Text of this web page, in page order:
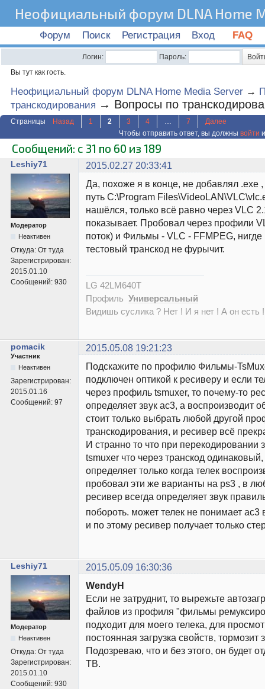
Неофициальный форум DLNA Home
Форум Поиск Регистрация Вход FAQ
Логин:
Пароль:
Вы тут как гость.
Неофициальный форум DLNA Home Media Server →
транскодирования → Вопросы по
Страницы Назад 1 2 3 4 … 7
Далее
Чтобы отправить ответ, вы должны войти
Сообщений: с 31 по 60 из 189
Leshiy71 2015.02.27 20:33:41
Модератор
Неактивен
Откуда: От туда
Зарегистрирован:
2015.01.10
Сообщений: 930
Да, похоже я в конце, не добавлял .exe ,
путь C:\Program
нашёлся, только всё равно через VLC
показывает. Пробовал через профили
поток) и Фильмы - VLC - FFMPEG, нигде
тестовый транскод не фурычит.
LG 42LM640T
Профиль Универсальный
Видишь суслика ? Нет ! И я нет ! А он есть
pomacik 2015.05.08 19:21:23
Участник
Неактивен
Зарегистрирован:
2015.01.16
Сообщений: 97
Подскажите по профилю Фильмы-
подключен оптикой к ресиверу и если
через профиль tsmuxer, то почему-то
определяет звук ac3, а воспроизводит
стоит только выбрать любой другой
транскодирования, и ресивер всё
И странно то что при перекодировании
tsmuxer что через транскод
определяет только когда телек
пробовал эти же варианты на ps3 , в
ресивер всегда определяет звук
побороть. может телек не понимает ac3
и по этому ресивер получает только
Leshiy71 2015.05.09 16:30:36
Модератор
Неактивен
Откуда: От туда
Зарегистрирован:
2015.01.10
Сообщений: 930
WendyH
Если не затруднит, то вырежьте
файлов из профиля "фильмы
подходит для моего телека, для
постоянная загрузка свойств, тормозит
Подозреваю, что и без этого, он будет
ТВ.